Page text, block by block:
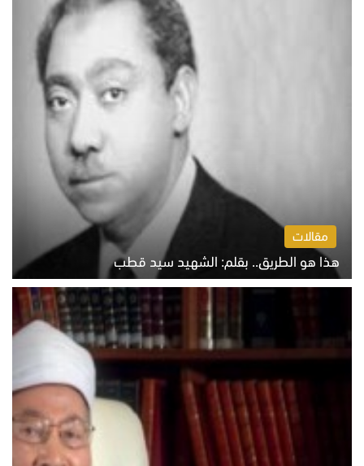
مقالات
هذا هو الطريق.. بقلم: الشهيد سيد قطب
الخميس 6 أغسطس 2026 10:52 ص